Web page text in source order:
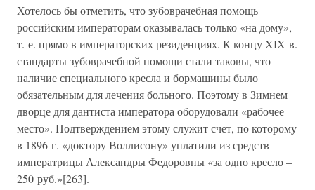
Хотелось бы отметить, что зубоврачебная помощь
российским императорам оказывалась только «на дому»,
т. е. прямо в императорских резиденциях. К концу XIX в.
стандарты зубоврачебной помощи стали таковы, что
наличие специального кресла и бормашины было
обязательным для лечения больного. Поэтому в Зимнем
дворце для дантиста императора оборудовали «рабочее
место». Подтверждением этому служит счет, по которому
в 1896 г. «доктору Воллисону» уплатили из средств
императрицы Александры Федоровны «за одно кресло –
250 руб.»[263].